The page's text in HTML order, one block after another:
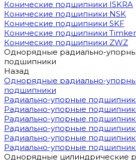
Конические подшипники ISKRA
Конические подшипники NSK
Конические подшипники SKF
Конические подшипники
Конические подшипники ZWZ
Однорядные радиально-
подшипники
Назад
Однорядные радиально-
подшипники
Радиально-упорные
Радиально-упорные
Радиально-упорные
Радиально-упорные
Радиально-упорные
Радиально-упорные
Однорядные цилиндрические